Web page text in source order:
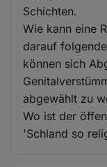
Schichten.
Wie kann eine
darauf
können sich
abgewählt zu
Wo ist der
'Schland so